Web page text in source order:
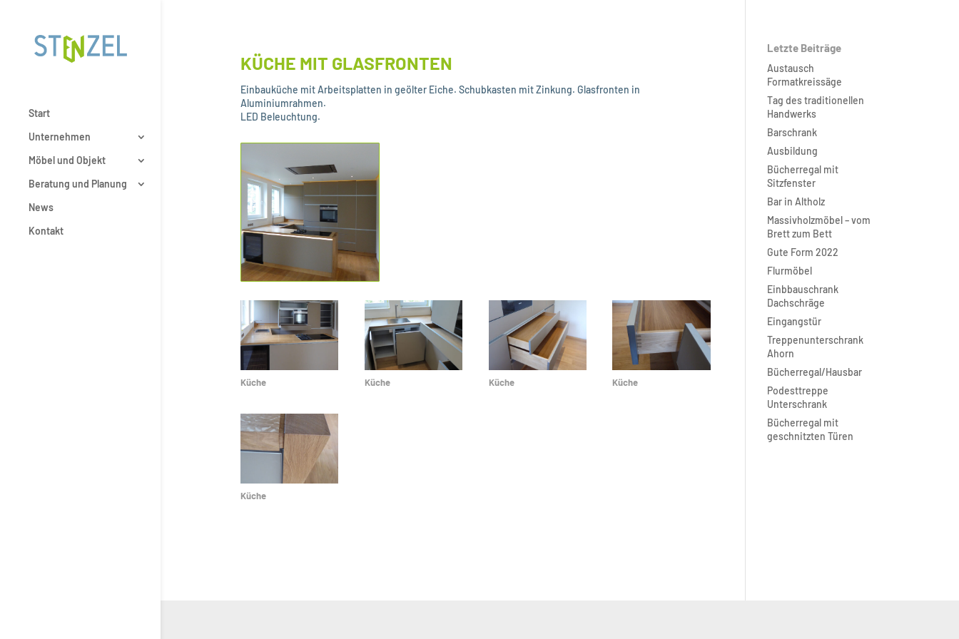
Start
Unternehmen
Möbel und Objekt
Beratung und Planung
News
Kontakt
KÜCHE MIT GLASFRONTEN
Einbauküche mit Arbeitsplatten in geölter Eiche. Schubkasten mit Zinkung. Glasfronten in
Aluminiumrahmen.
LED Beleuchtung.
Küche Küche Küche Küche
Küche
Letzte Beiträge
Austausch
Formatkreissäge
Tag des traditionellen
Handwerks
Barschrank
Ausbildung
Bücherregal mit
Sitzfenster
Bar in Altholz
Massivholzmöbel – vom
Brett zum Bett
Gute Form 2022
Flurmöbel
Einbbauschrank
Dachschräge
Eingangstür
Treppenunterschrank
Ahorn
Bücherregal/Hausbar
Podesttreppe
Unterschrank
Bücherregal mit
geschnitzten Türen